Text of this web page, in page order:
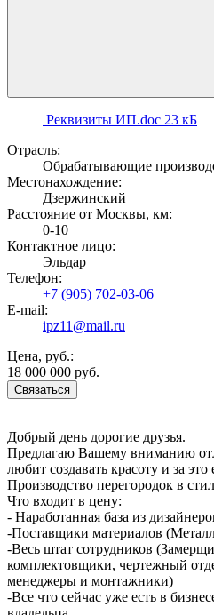
Реквизиты ИП.doc 23 кБ
Отрасль:
Обрабатывающие
Местонахождение:
Дзержинский
Расстояние от Москвы, км:
0-10
Контактное лицо:
Эльдар
Телефон:
+7 (905) 702-03-06
E-mail:
ipz11@mail.ru
Цена, руб.:
18 000 000 руб.
Связаться
Добрый день дорогие друзья.
Предлагаю Вашему вниманию
любит создавать красоту и за
Производство перегородок в
Что входит в цену:
- Наработанная база из
-Поставщики материалов
-Весь штат сотрудников
комплектовщики, чертежный
менеджеры и монтажники)
-Все что сейчас уже есть в